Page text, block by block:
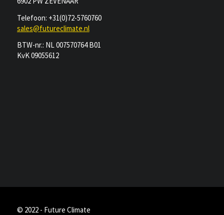
Telefoon: +31(0)72-5760760
sales@futureclimate.nl
BTW-nr.: NL 007570764 B01
KvK 09055612
© 2022 - Future Climate